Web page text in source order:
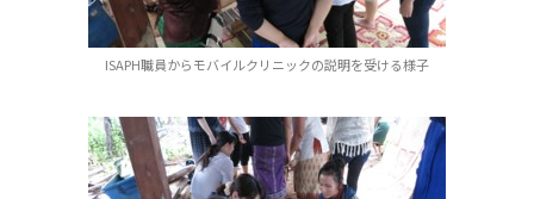
ISAPH職員からモバイルクリニックの説明を受ける様子